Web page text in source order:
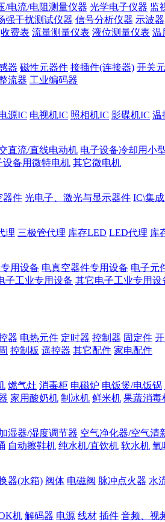
/电流/电阻测量仪器 光学电子仪器 监
强干扰测试仪器 信号分析仪器 示波器
收费表 流量测量仪表 液位测量仪表 温
器 磁性元器件 接插件(连接器) 开关
流器 工业编码器
源IC 电视机IC 照相机IC 影碟机IC 温
直流/直线电动机 电子设备冷却用小
设备用微特电机 其它微电机
器件 光电子、激光与显示器件 IC\集
理 三极管代理 库存LED LED代理 库
用设备 电真空器件专用设备 电子元
子工业专用设备 其它电子工业专用设
器 电热元件 定时器 控制器 固定件
控制板 遥控器 其它配件 家电配件
燃气灶 消毒柜 电磁炉 电饭煲/电饭锅
家用酸奶机 制冰机 鲜米机 果蔬消毒
湿器/湿度调节器 空气净化器/空气清
自动擦鞋机 纯水机/直饮机 软水机 氧
器(水箱) 阀体 电磁阀 脉冲点火器 水
机 解码器 电源 线材 插件 音频、视